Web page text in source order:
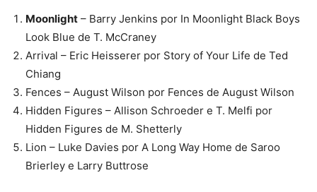
Moonlight – Barry Jenkins por In Moonlight Black Boys
Look Blue de T. McCraney
Arrival – Eric Heisserer por Story of Your Life de Ted
Chiang
Fences – August Wilson por Fences de August Wilson
Hidden Figures – Allison Schroeder e T. Melfi por
Hidden Figures de M. Shetterly
Lion – Luke Davies por A Long Way Home de Saroo
Brierley e Larry Buttrose